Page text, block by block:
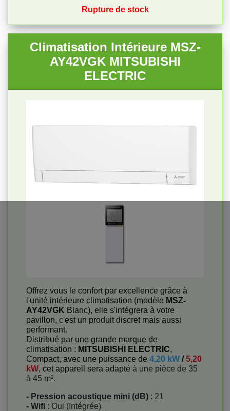
Rupture de stock
Climatisation Intérieure MSZ-
AY42VGK MITSUBISHI
ELECTRIC
Offrez vous le confort par excellence grâce à
l'unité intérieure climatisation (modèle MSZ-
AY42VGK Blanc), elle s'intégrera à votre
pavillon, c'est un produit discret mais aussi
performant.
Distribué par une grande marque de
climatisation : MITSUBISHI ELECTRIC,
Compact, avec une puissance de 4,20 kW /5,20
kW, cet appareil sera adapté à une pièce de 35
à 45 m².
- Pression acoustique mini (dB) : 21
- Wifi : Oui (Intégrée)